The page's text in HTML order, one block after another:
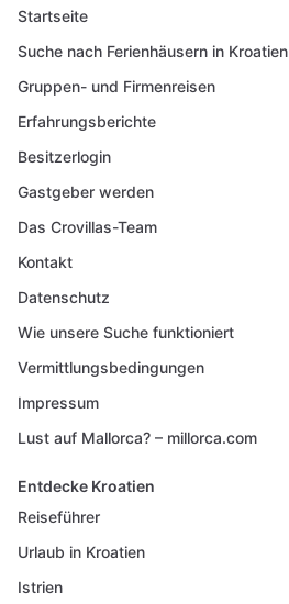
Startseite
Suche nach Ferienhäusern in Kroatien
Gruppen- und Firmenreisen
Erfahrungsberichte
Besitzerlogin
Gastgeber werden
Das Crovillas-Team
Kontakt
Datenschutz
Wie unsere Suche funktioniert
Vermittlungsbedingungen
Impressum
Lust auf Mallorca? – millorca.com
Entdecke Kroatien
Reiseführer
Urlaub in Kroatien
Istrien